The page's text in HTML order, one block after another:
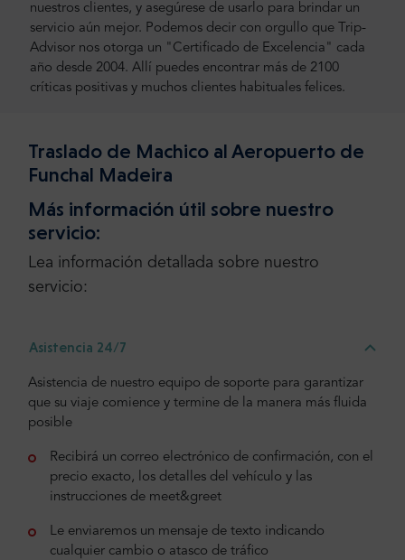
nuestros clientes, y asegúrese de usarlo para brindar un
servicio aún mejor. Podemos decir con orgullo que Trip-
Advisor nos otorga un "Certificado de Excelencia" cada
año desde 2004. Allí puedes encontrar más de 2100
críticas positivas y muchos clientes habituales felices.
Traslado de Machico al Aeropuerto de
Funchal Madeira
Más información útil sobre nuestro
servicio:
Lea información detallada sobre nuestro
servicio:
Asistencia 24/7
Asistencia de nuestro equipo de soporte para garantizar
que su viaje comience y termine de la manera más fluida
posible
Recibirá un correo electrónico de confirmación, con el
precio exacto, los detalles del vehículo y las
instrucciones de meet&greet
Le enviaremos un mensaje de texto indicando
cualquier cambio o atasco de tráfico